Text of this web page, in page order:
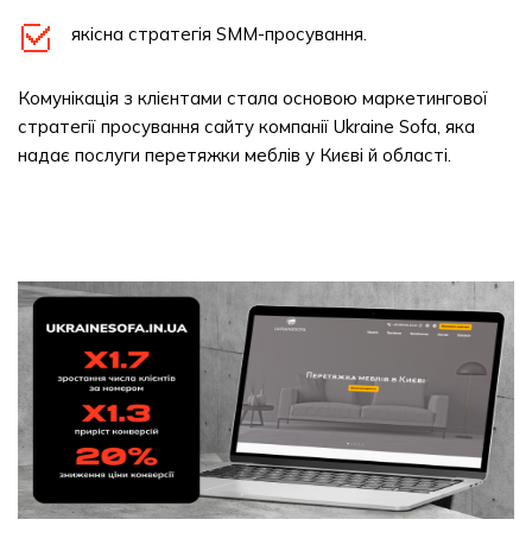
якісна стратегія SMM-просування.
Комунікація з клієнтами стала основою маркетингової
стратегії просування сайту компанії Ukraine Sofa, яка
надає послуги перетяжки меблів у Києві й області.